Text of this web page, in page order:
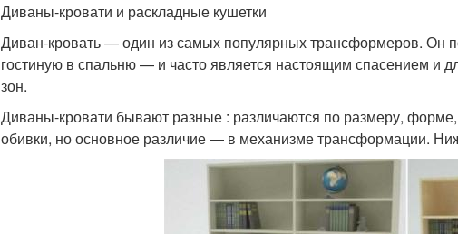
Диваны-кровати и раскладные кушетки
Диван-кровать — один из самых популярных трансформеров. Он
гостиную в спальню — и часто является настоящим спасением и
зон.
Диваны-кровати бывают разные : различаются по размеру,
обивки, но основное различие — в механизме трансформации.